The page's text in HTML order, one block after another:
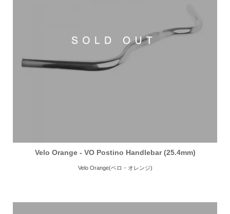
Velo Orange - VO Postino Handlebar (25.4mm)
Velo Orange(ベロ・オレンジ)